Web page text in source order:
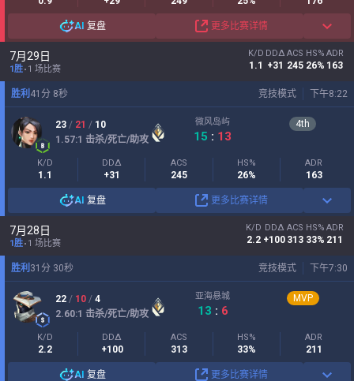
AI 复盘 更多比赛详情
7月29日
1胜 1 场比赛
K/D
1.1
DDΔ
+31
ACS
245
HS%
26%
ADR
163
竞技模式 下午8:22
胜利 41 分 8秒
23 / 21 / 10
1.57:1 击杀/死亡/助攻
微风岛屿
15 : 13
4th
K/D
1.1
DDΔ
+31
ACS
245
HS%
26%
ADR
163
AI 复盘 更多比赛详情
7月28日
1胜 1 场比赛
K/D
2.2
DDΔ
+100
ACS
313
HS%
33%
ADR
211
竞技模式 下午7:30
胜利 31 分 30秒
22 / 10 / 4
2.60:1 击杀/死亡/助攻
亚海悬城
13 : 6
MVP
K/D
2.2
DDΔ
+100
ACS
313
HS%
33%
ADR
211
AI 复盘 更多比赛详情